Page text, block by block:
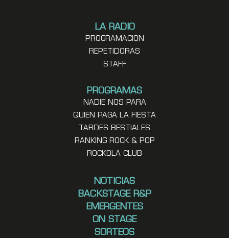
LA RADIO
PROGRAMACION
REPETIDORAS
STAFF
PROGRAMAS
NADIE NOS PARA
QUIEN PAGA LA FIESTA
TARDES BESTIALES
RANKING ROCK & POP
ROCKOLA CLUB
NOTICIAS
BACKSTAGE R&P
EMERGENTES
ON STAGE
SORTEOS